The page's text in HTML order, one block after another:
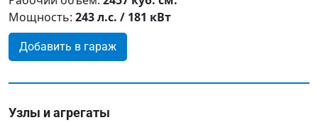
Мощность: 243 л.с. / 181 кВт
Добавить в гараж
Узлы и агрегаты